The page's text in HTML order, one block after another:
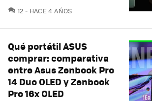
12 COMENTARIOS
HACE 4 AÑOS
Qué portátil ASUS
comprar: comparativa
entre Asus Zenbook Pro
14 Duo OLED y Zenbook
Pro 16x OLED